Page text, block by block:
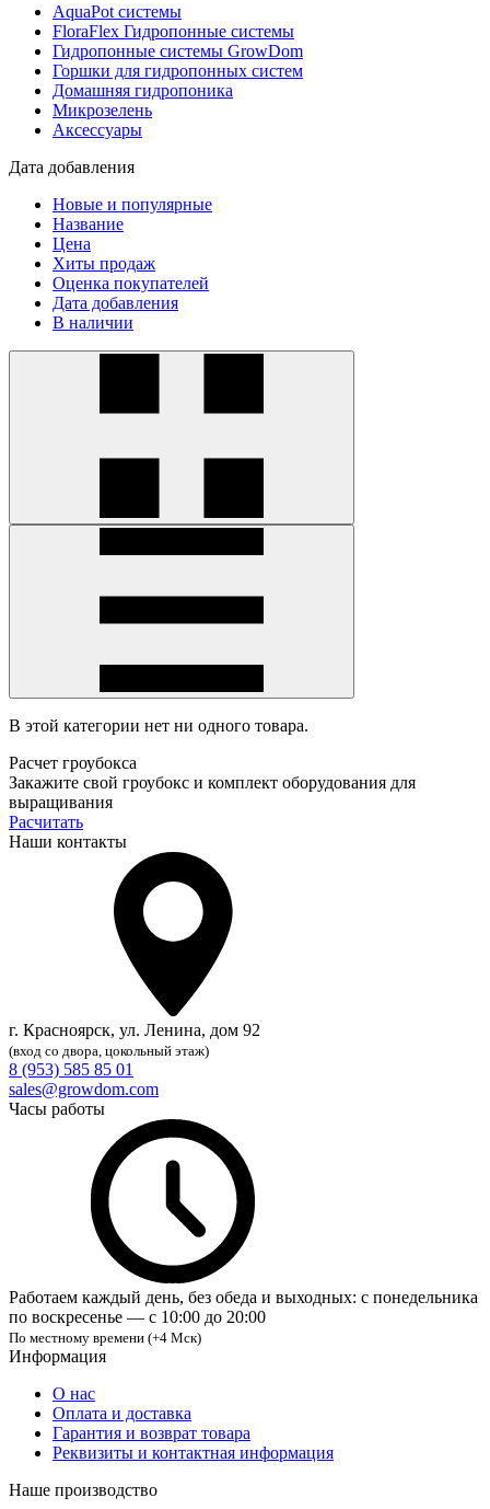
AquaPot системы
FloraFlex Гидропонные системы
Гидропонные системы GrowDom
Горшки для гидропонных систем
Домашняя гидропоника
Микрозелень
Аксессуары
Дата добавления
Новые и популярные
Название
Цена
Хиты продаж
Оценка покупателей
Дата добавления
В наличии
В этой категории нет ни одного товара.
Расчет гроубокса
Закажите свой гроубокс и комплект оборудования для
выращивания
Расчитать
Наши контакты
г. Красноярск, ул. Ленина, дом 92
(вход со двора, цокольный этаж)
8 (953) 585 85 01
sales@growdom.com
Часы работы
Работаем каждый день, без обеда и выходных: с понедельника
по воскресенье — с 10:00 до 20:00
По местному времени (+4 Мск)
Информация
О нас
Оплата и доставка
Гарантия и возврат товара
Реквизиты и контактная информация
Наше производство